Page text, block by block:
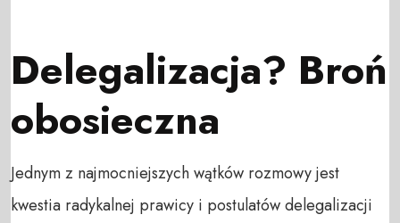
Delegalizacja? Broń
obosieczna
Jednym z najmocniejszych wątków rozmowy jest
kwestia radykalnej prawicy i postulatów delegalizacji